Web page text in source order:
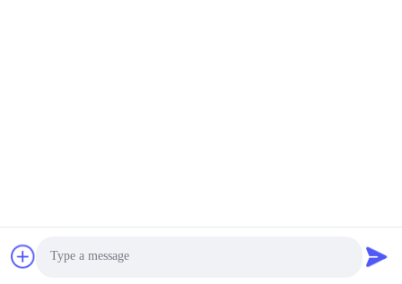
Datenschutzrichtlinie